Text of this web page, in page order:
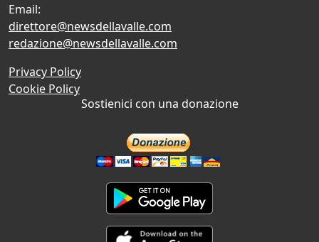
Email:
direttore@newsdellavalle.com
redazione@newsdellavalle.com
Privacy Policy
Cookie Policy
Sostienici con una donazione